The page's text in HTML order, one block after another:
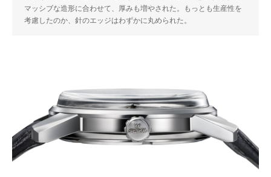
マッシブな造形に合わせて、厚みも増やされた。もっとも生産性を
考慮したのか、針のエッジはわずかに丸められた。